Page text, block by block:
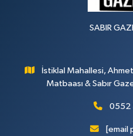
SABIR
İstiklal Mahallesi,
Matbaası & Sabır
0552
[email